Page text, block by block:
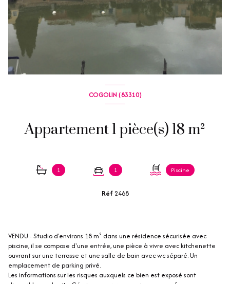
COGOLIN (83310)
Appartement 1 pièce(s) 18 m²
1 1 Piscine
Réf 2468
VENDU - Studio d'environs 18 m² dans une résidence sécurisée avec
piscine, il se compose d'une entrée, une pièce à vivre avec kitchenette
ouvrant sur une terrasse et une salle de bain avec wc séparé. Un
emplacement de parking privé.
Les informations sur les risques auxquels ce bien est exposé sont